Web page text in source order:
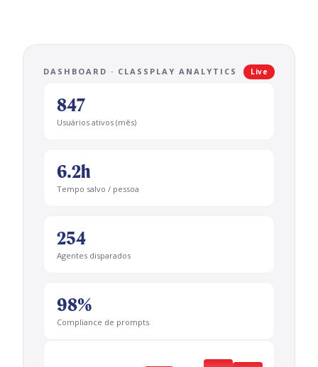
DASHBOARD · CLASSPLAY ANALYTICS Live
847
Usuários ativos (mês)
6.2h
Tempo salvo / pessoa
254
Agentes disparados
98%
Compliance de prompts